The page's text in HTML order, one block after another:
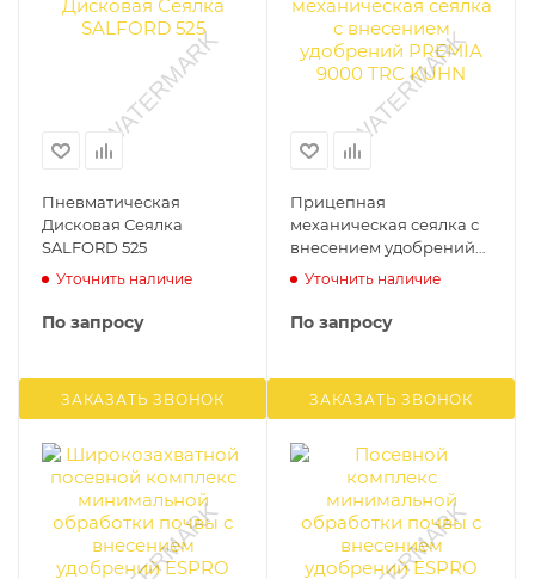
Пневматическая
Дисковая Сеялка
SALFORD 525
Уточнить наличие
По запросу
ЗАКАЗАТЬ ЗВОНОК
Прицепная
механическая сеялка с
внесением удобрений
PREMIA 9000 TRC
Уточнить наличие
По запросу
ЗАКАЗАТЬ ЗВОНОК